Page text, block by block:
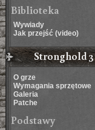
Biblioteka
Wywiady
Jak przejść (video)
Stronghold 3
O grze
Wymagania sprzętowe
Galeria
Patche
Podstawy